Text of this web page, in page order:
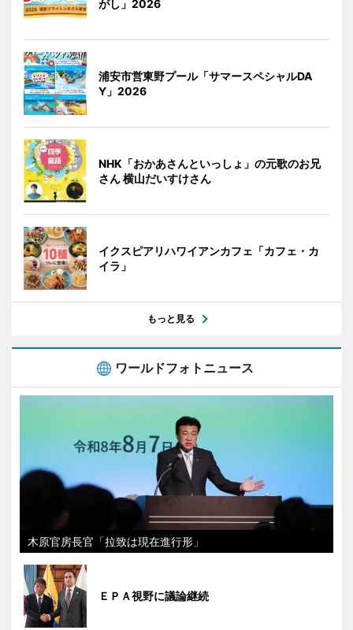
がし」2026
浦安市営東野プール「サマースペシャルDA
Y」2026
NHK「おかあさんといっしょ」の元歌のお兄
さん 横山だいすけさん
イクスピアリハワイアンカフェ「カフェ・カ
イラ」
もっと見る
ワールドフォトニュース
木原官房長官「拉致は現在進行形」
ＥＰＡ視野に議論継続